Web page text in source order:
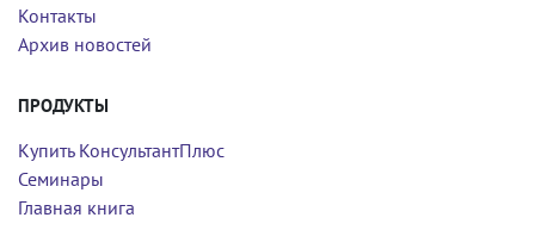
Контакты
Архив новостей
ПРОДУКТЫ
Купить КонсультантПлюс
Семинары
Главная книга